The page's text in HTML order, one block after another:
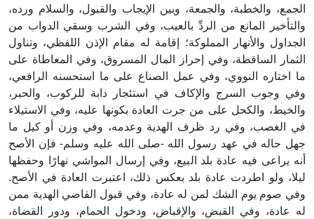
الجمع، والخطبة، والجمعة، وبين الإيجاب والقبول، والسلام ورده،
والتأخير المانع من الردِّ بالعيب، وفي الشرب وسقي الدواب من
الجداول والأنهار المملوكة؛ إقامة له مقام الإذن اللفظي، وتناول
الثمار الساقطة، وفي إحراز المال المسروق، وفي المعاطاة على
ما اختاره النووي، وفي عمل الصناع على ما استحسنه الرافعي،
وفي وجوب السرج والإكاف في استئجار دابة للركوب، والحبر،
والخيط، والكحل على من جرت العادة بكونها عليه، وفي الاستيلاء
في الغصب، وفي رد ظرف الهدية وعدمه، وفي وزن أو كيل ما
جهل حاله في عهد رسول الله -صلى الله عليه وسلم- فإن الأصح
أنه يراعى فيه عادة بلد البيع، وفي إرسال المواشي نهارًا وحفظها
ليلا، ولو اطردت عادة بلد بعكس ذلك، اعتبرت العادة في الأصح.
وفي صوم يوم الشك لمن له عادة، وفي قبول القاضي الهدية ممن
له عادة، وفي القبض، والإقباض، ودخول الحمام، ودور القضاة،